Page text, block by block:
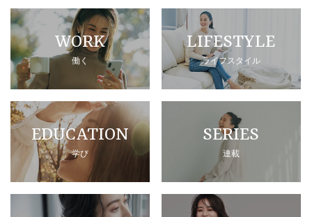
WORK
働く
LIFESTYLE
ライフスタイル
EDUCATION
学び
SERIES
連載